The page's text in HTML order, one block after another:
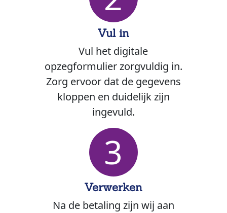
Vul in
Vul het digitale
opzegformulier zorgvuldig in.
Zorg ervoor dat de gegevens
kloppen en duidelijk zijn
ingevuld.
3
Verwerken
Na de betaling zijn wij aan